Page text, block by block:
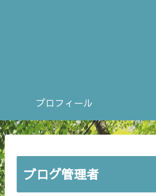
プロフィール
ブログ管理者